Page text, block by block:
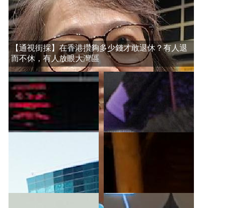
【通視街採】在香港攢夠多少錢才敢退休？有人退
而不休，有人放眼大灣區